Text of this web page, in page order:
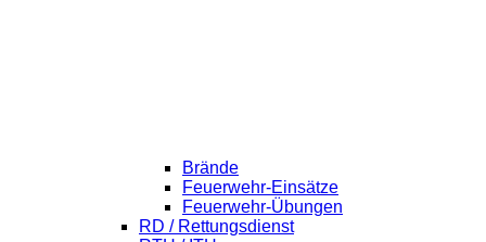
Brände
Feuerwehr-Einsätze
Feuerwehr-Übungen
RD / Rettungsdienst